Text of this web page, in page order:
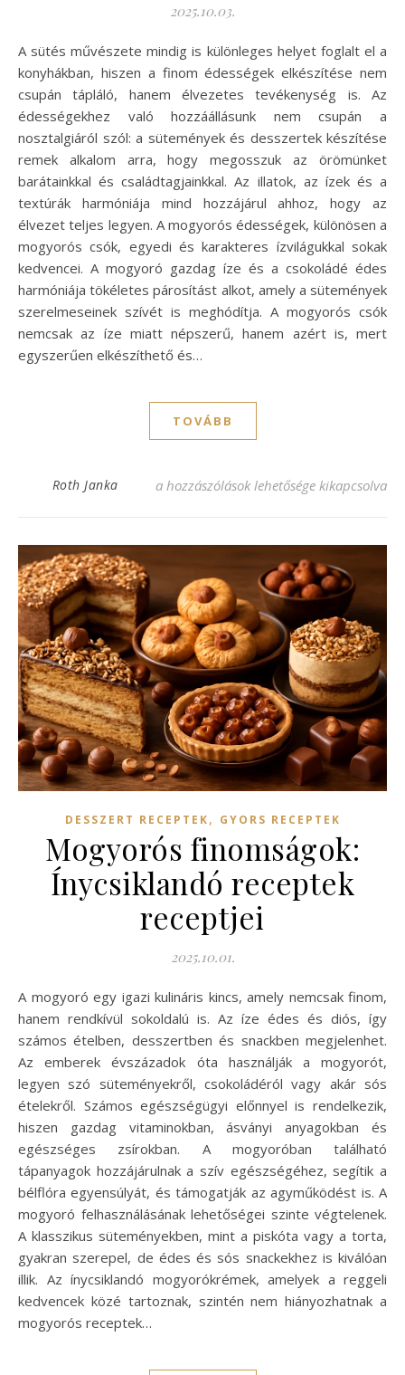
2025.10.03.
A sütés művészete mindig is különleges helyet foglalt el a
konyhákban, hiszen a finom édességek elkészítése nem
csupán tápláló, hanem élvezetes tevékenység is. Az
édességekhez való hozzáállásunk nem csupán a
nosztalgiáról szól: a sütemények és desszertek készítése
remek alkalom arra, hogy megosszuk az örömünket
barátainkkal és családtagjainkkal. Az illatok, az ízek és a
textúrák harmóniája mind hozzájárul ahhoz, hogy az
élvezet teljes legyen. A mogyorós édességek, különösen a
mogyorós csók, egyedi és karakteres ízvilágukkal sokak
kedvencei. A mogyoró gazdag íze és a csokoládé édes
harmóniája tökéletes párosítást alkot, amely a sütemények
szerelmeseinek szívét is meghódítja. A mogyorós csók
nemcsak az íze miatt népszerű, hanem azért is, mert
egyszerűen elkészíthető és…
TOVÁBB
Roth Janka Mogyorós csók recept: Édes élvezet
a hozzászólások lehetősége kikapcsolva
DESSZERT RECEPTEK, GYORS RECEPTEK
Mogyorós finomságok:
Ínycsiklandó receptek
receptjei
2025.10.01.
A mogyoró egy igazi kulináris kincs, amely nemcsak finom,
hanem rendkívül sokoldalú is. Az íze édes és diós, így
számos ételben, desszertben és snackben megjelenhet.
Az emberek évszázadok óta használják a mogyorót,
legyen szó süteményekről, csokoládéról vagy akár sós
ételekről. Számos egészségügyi előnnyel is rendelkezik,
hiszen gazdag vitaminokban, ásványi anyagokban és
egészséges zsírokban. A mogyoróban található
tápanyagok hozzájárulnak a szív egészségéhez, segítik a
bélflóra egyensúlyát, és támogatják az agyműködést is. A
mogyoró felhasználásának lehetőségei szinte végtelenek.
A klasszikus süteményekben, mint a piskóta vagy a torta,
gyakran szerepel, de édes és sós snackekhez is kiválóan
illik. Az ínycsiklandó mogyorókrémek, amelyek a reggeli
kedvencek közé tartoznak, szintén nem hiányozhatnak a
mogyorós receptek…